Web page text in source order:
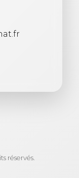
réservés.